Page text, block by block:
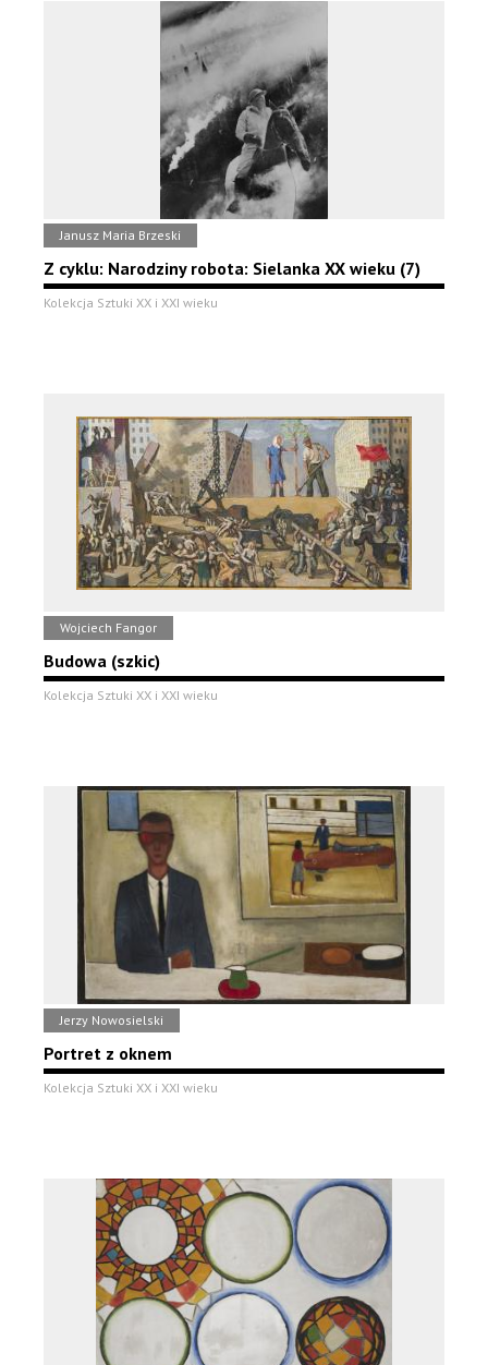
Janusz Maria Brzeski
Z cyklu: Narodziny robota: Sielanka XX wieku (7)
Kolekcja Sztuki XX i XXI wieku
Wojciech Fangor
Budowa (szkic)
Kolekcja Sztuki XX i XXI wieku
Jerzy Nowosielski
Portret z oknem
Kolekcja Sztuki XX i XXI wieku